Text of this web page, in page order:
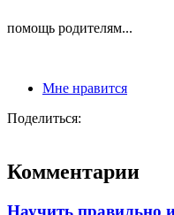
помощь родителям...
Мне нравится
Поделиться:
Комментарии
Научить правильно